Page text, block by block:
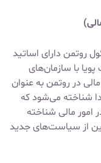
اسکول روتمن دارای اساتید
با سازمان‌های
در روتمن به عنوان
شناخته می‌شود که
امور مالی شناخته
از سیاست‌های جدید